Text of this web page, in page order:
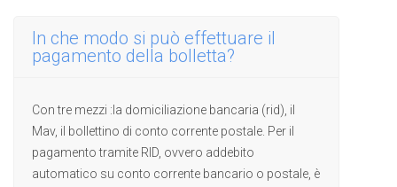
In che modo si può effettuare il
pagamento della bolletta?
Con tre mezzi :la domiciliazione bancaria (rid), il
Mav, il bollettino di conto corrente postale. Per il
pagamento tramite RID, ovvero addebito
automatico su conto corrente bancario o postale, è